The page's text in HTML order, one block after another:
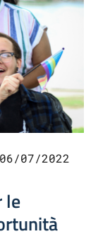
06/07/2022
le